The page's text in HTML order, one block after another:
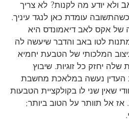
ולא יודע מה לקנות? לא צריך
עומדת כאן לנגד עיניך.
של אקס לאב דיאמונדס היא
לטו באב והדבר שיעשה לה
המלכותי של הטבעת יחמיא
יחזק כל זוגיות. שיבוץ
העדין נעשה במלאכת מחשבת
שאין שני לו בקולקציית הטבעות
אל תוותר על הטוב ביותר;